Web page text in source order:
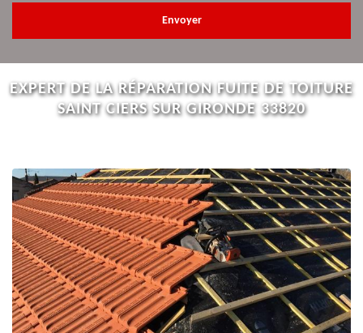
EXPERT DE LA RÉPARATION FUITE DE TOITURE
SAINT CIERS SUR GIRONDE 33820